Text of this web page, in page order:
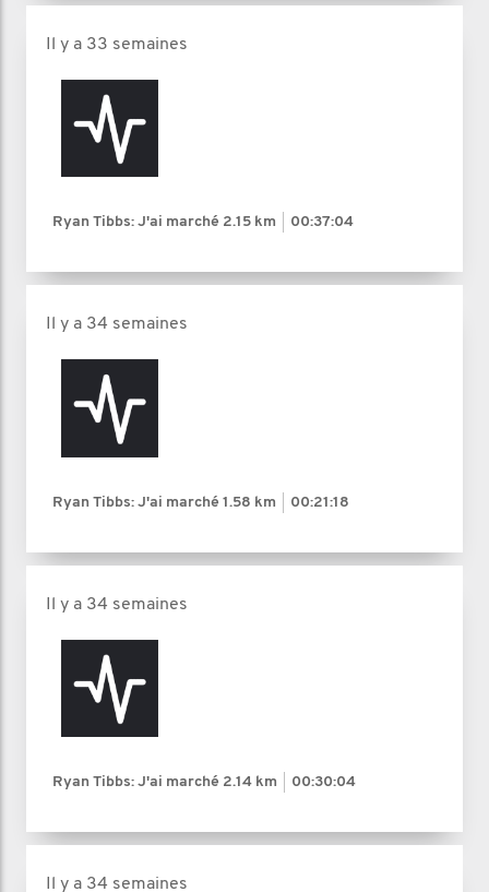
Il y a 33 semaines
Ryan Tibbs: J'ai marché 2.15 km 00:37:04
Il y a 34 semaines
Ryan Tibbs: J'ai marché 1.58 km 00:21:18
Il y a 34 semaines
Ryan Tibbs: J'ai marché 2.14 km 00:30:04
Il y a 34 semaines